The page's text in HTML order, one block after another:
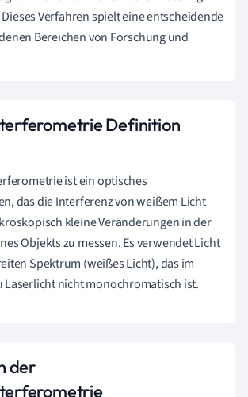
Verfahren spielt eine entscheidende
Bereichen von Forschung und
Definition
ist ein optisches
das die Interferenz von weißem Licht
kleine Veränderungen in der
Objekts zu messen. Es verwendet Licht
Spektrum (weißes Licht), das im
Laserlicht nicht monochromatisch ist.
der